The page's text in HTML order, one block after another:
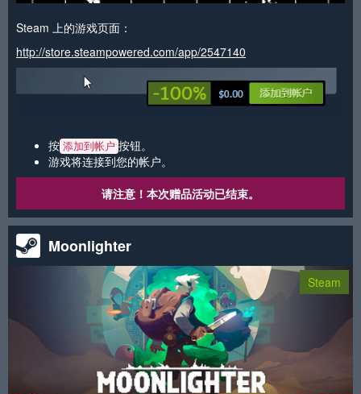
Steam 上的游戏页面：
http://store.steampowered.com/app/2547140
按 添加到帐户 按钮。
游戏将连接到您的帐户。
请注意！本次赠品活动已结束。
Moonlighter
Steam